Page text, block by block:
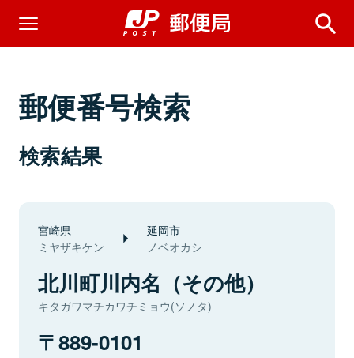
郵便番号検索
検索結果
宮崎県
ミヤザキケン
延岡市
ノベオカシ
北川町川内名（その他）
キタガワマチカワチミョウ(ソノタ)
889-0101